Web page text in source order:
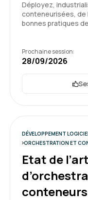
Très bonne
notions clé pour
Grégory D.
Très bonne
Déployez,
conteneurisées, de
bonnes pratiques
Prochaine session:
28/09/2026
DÉVELOPPEMENT
ORCHESTRATION ET
Etat de
conteneurs